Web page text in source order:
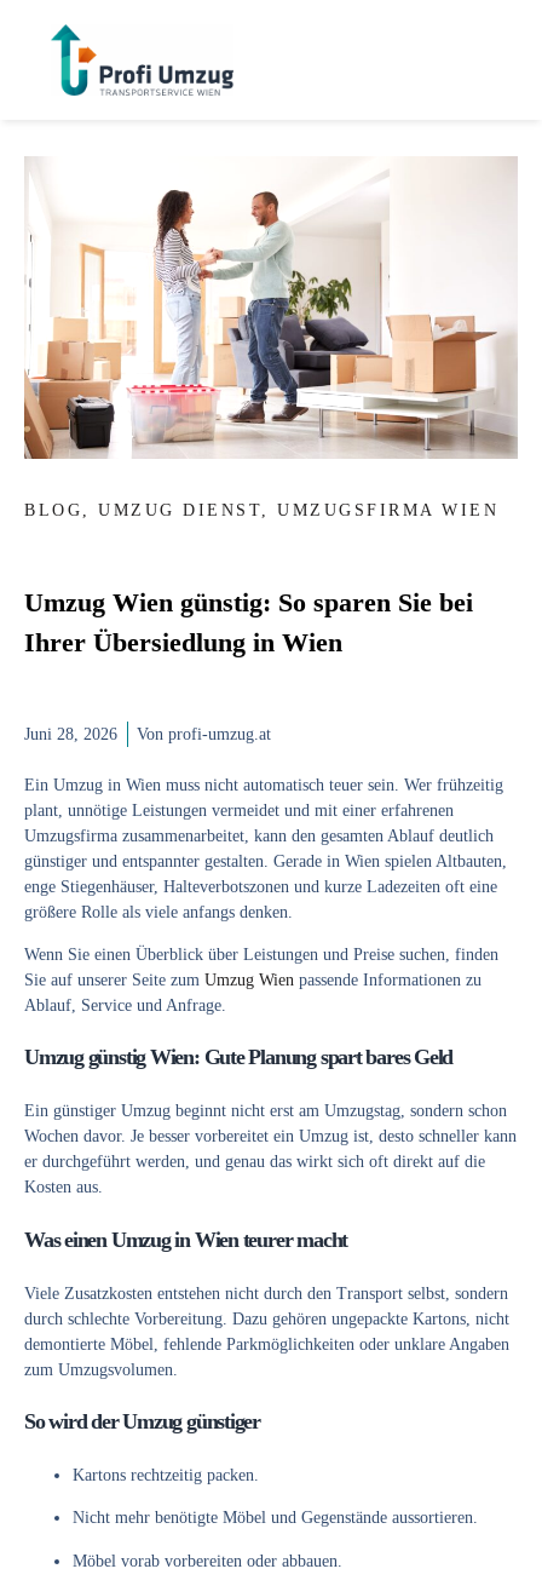
BLOG , UMZUG DIENST, UMZUGSFIRMA WIEN
Umzug Wien günstig: So sparen Sie bei
Ihrer Übersiedlung in Wien
Juni 28, 2026 Von profi-umzug.at
Ein Umzug in Wien muss nicht automatisch teuer sein. Wer frühzeitig
plant, unnötige Leistungen vermeidet und mit einer erfahrenen
Umzugsfirma zusammenarbeitet, kann den gesamten Ablauf deutlich
günstiger und entspannter gestalten. Gerade in Wien spielen Altbauten,
enge Stiegenhäuser, Halteverbotszonen und kurze Ladezeiten oft eine
größere Rolle als viele anfangs denken.
Wenn Sie einen Überblick über Leistungen und Preise suchen, finden
Sie auf unserer Seite zum Umzug Wien passende Informationen zu
Ablauf, Service und Anfrage.
Umzug günstig Wien: Gute Planung spart bares Geld
Ein günstiger Umzug beginnt nicht erst am Umzugstag, sondern schon
Wochen davor. Je besser vorbereitet ein Umzug ist, desto schneller kann
er durchgeführt werden, und genau das wirkt sich oft direkt auf die
Kosten aus.
Was einen Umzug in Wien teurer macht
Viele Zusatzkosten entstehen nicht durch den Transport selbst, sondern
durch schlechte Vorbereitung. Dazu gehören ungepackte Kartons, nicht
demontierte Möbel, fehlende Parkmöglichkeiten oder unklare Angaben
zum Umzugsvolumen.
So wird der Umzug günstiger
Kartons rechtzeitig packen.
Nicht mehr benötigte Möbel und Gegenstände aussortieren.
Möbel vorab vorbereiten oder abbauen.